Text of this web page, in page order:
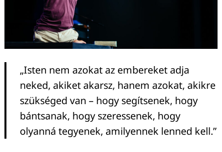
„Isten nem azokat az embereket adja
neked, akiket akarsz, hanem azokat, akikre
szükséged van – hogy segítsenek, hogy
bántsanak, hogy szeressenek, hogy
olyanná tegyenek, amilyennek lenned kell.”